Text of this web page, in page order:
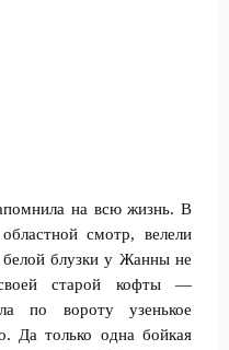
на всю жизнь. В
смотр, велели
блузки у Жанны не
старой кофты —
по вороту узенькое
Да только одна бойкая